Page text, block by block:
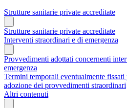
Strutture sanitarie private accreditate
Strutture sanitarie private accreditate
Interventi straordinari e di emergenza
Provvedimenti adottati concernenti
emergenza
Termini temporali eventualmente
adozione dei provvedimenti straordinari
Altri contenuti